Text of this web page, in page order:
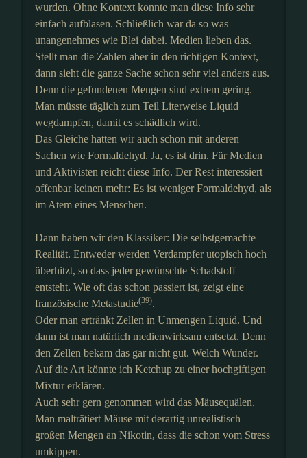
wurden. Ohne Kontext konnte man diese Info sehr
einfach aufblasen. Schließlich war da so was
unangenehmes wie Blei dabei. Medien lieben das.
Stellt man die Zahlen aber in den richtigen Kontext,
dann sieht die ganze Sache schon sehr viel anders aus.
Denn die gefundenen Mengen sind extrem gering.
Man müsste täglich zum Teil Literweise Liquid
wegdampfen, damit es schädlich wird.
Das Gleiche hatten wir auch schon mit anderen
Sachen wie Formaldehyd. Ja, es ist drin. Für Medien
und Aktivisten reicht diese Info. Der Rest interessiert
offenbar keinen mehr: Es ist weniger Formaldehyd, als
im Atem eines Menschen.
Dann haben wir den Klassiker: Die selbstgemachte
Realität. Entweder werden Verdampfer utopisch hoch
überhitzt, so dass jeder gewünschte Schadstoff
entsteht. Wie oft das schon passiert ist, zeigt eine
französische Metastudie(39).
Oder man ertränkt Zellen in Unmengen Liquid. Und
dann ist man natürlich medienwirksam entsetzt. Denn
den Zellen bekam das gar nicht gut. Welch Wunder.
Auf die Art könnte ich Ketchup zu einer hochgiftigen
Mixtur erklären.
Auch sehr gern genommen wird das Mäusequälen.
Man malträtiert Mäuse mit derartig unrealistisch
großen Mengen an Nikotin, dass die schon vom Stress
umkippen.